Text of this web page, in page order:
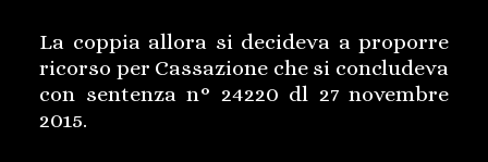
La coppia allora si decideva a proporre
ricorso per Cassazione che si concludeva
con sentenza n° 24220 dl 27 novembre
2015.